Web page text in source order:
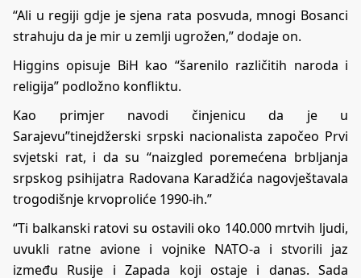
“Ali u regiji gdje je sjena rata posvuda, mnogi Bosanci
strahuju da je mir u zemlji ugrožen,” dodaje on.
Higgins opisuje BiH kao “šarenilo različitih naroda i
religija” podložno konfliktu.
Kao primjer navodi činjenicu da je u
Sarajevu”tinejdžerski srpski nacionalista započeo Prvi
svjetski rat, i da su “naizgled poremećena brbljanja
srpskog psihijatra Radovana Karadžića nagovještavala
trogodišnje krvoproliće 1990-ih.”
“Ti balkanski ratovi su ostavili oko 140.000 mrtvih ljudi,
uvukli ratne avione i vojnike NATO-a i stvorili jaz
između Rusije i Zapada koji ostaje i danas. Sada